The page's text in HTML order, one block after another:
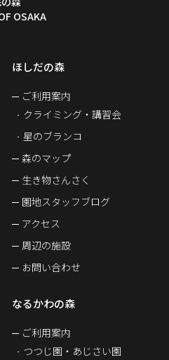
ほしだの森
ご利用案内
クライミング・講習会
星のブランコ
森のマップ
生き物さんさく
園地スタッフブログ
アクセス
周辺の施設
お問い合わせ
なるかわの森
ご利用案内
つつじ園・あじさい園